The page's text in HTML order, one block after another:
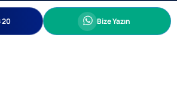
08 20 Whatsapp
Bize Yazın
20